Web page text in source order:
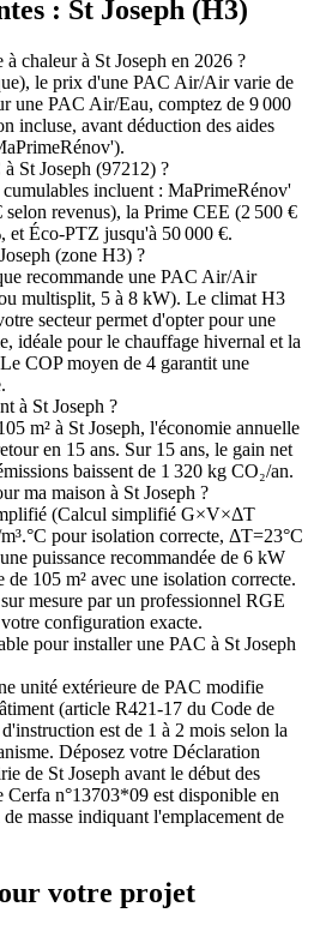
: St Joseph (H3)
chaleur à St Joseph en 2026 ?
le prix d'une PAC Air/Air varie de
une PAC Air/Eau, comptez de 9 000
incluse, avant déduction des aides
St Joseph (97212) ?
cumulables incluent : MaPrimeRénov'
selon revenus), la Prime CEE (2 500 €
et Éco-PTZ jusqu'à 50 000 €.
(zone H3) ?
recommande une PAC Air/Air
multisplit, 5 à 8 kW). Le climat H3
secteur permet d'opter pour une
idéale pour le chauffage hivernal et la
COP moyen de 4 garantit une
à St Joseph ?
m² à St Joseph, l'économie annuelle
en 15 ans. Sur 15 ans, le gain net
baissent de 1 320 kg CO₂/an.
ma maison à St Joseph ?
(Calcul simplifié G×V×ΔT
pour isolation correcte, ΔT=23°C
puissance recommandée de 6 kW
105 m² avec une isolation correcte.
mesure par un professionnel RGE
configuration exacte.
pour installer une PAC à St Joseph
unité extérieure de PAC modifie
(article R421-17 du Code de
est de 1 à 2 mois selon la
Déposez votre Déclaration
de St Joseph avant le début des
n°13703*09 est disponible en
masse indiquant l'emplacement de
votre projet